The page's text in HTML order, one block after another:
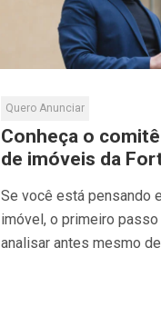
Quero Anunciar
Conheça o
de imóveis da
Se você está pensando
imóvel, o primeiro
analisar antes mesmo